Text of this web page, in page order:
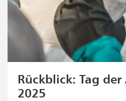
Rückblick: Tag
2025